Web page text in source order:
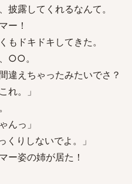
披露してくれるなんて。
ー！
もドキドキしてきた。
○○。
違えちゃったみたいでさ？
れ。」
んっ」
りしないでよ。」
ー姿の姉が居た！